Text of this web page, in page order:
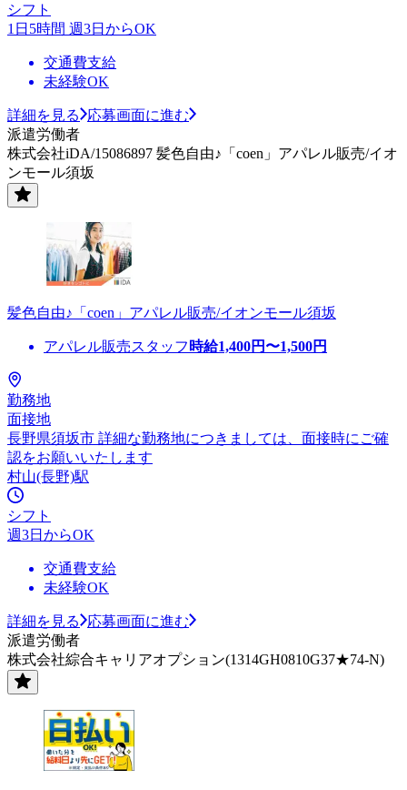
シフト
1日5時間 週3日からOK
交通費支給
未経験OK
詳細を見る
応募画面に進む
派遣労働者
株式会社iDA/15086897 髪色自由♪「coen」アパレル販売/イオ
ンモール須坂
髪色自由♪「coen」アパレル販売/イオンモール須坂
アパレル販売スタッフ 時給1,400円〜1,500円
勤務地
面接地
長野県須坂市 詳細な勤務地につきましては、面接時にご確
認をお願いいたします
村山(長野)駅
シフト
週3日からOK
交通費支給
未経験OK
詳細を見る
応募画面に進む
派遣労働者
株式会社綜合キャリアオプション(1314GH0810G37★74-N)